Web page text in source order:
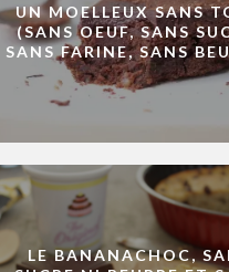
UN MOELLEUX SANS
(SANS OEUF, SANS
SANS FARINE, SANS
LE BANANACHOC,